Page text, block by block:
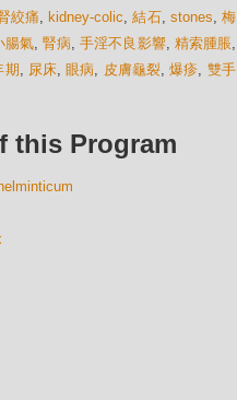
絞痛, kidney-colic,結石, stones, 梅
腸氣,腎病,手淫不良影響, 精索腫脹,
期, 尿床, 眼病, 皮膚龜裂,爆疹, 雙手
this Program